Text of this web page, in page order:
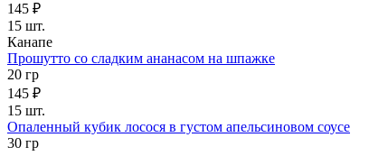
145 ₽
15 шт.
Канапе
Прошутто со сладким ананасом на шпажке
20 гр
145 ₽
15 шт.
Опаленный кубик лосося в густом апельсиновом соусе
30 гр